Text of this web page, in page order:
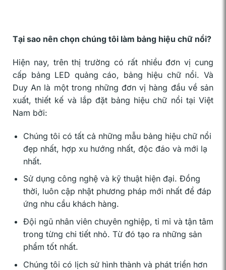
Tại sao nên chọn chúng tôi làm bảng hiệu chữ nổi?
Hiện nay, trên thị trường có rất nhiều đơn vị cung
cấp bảng LED quảng cáo, bảng hiệu chữ nổi. Và
Duy An là một trong những đơn vị hàng đầu về sản
xuất, thiết kế và lắp đặt bảng hiệu chữ nổi tại Việt
Nam bởi:
Chúng tôi có tất cả những mẫu bảng hiệu chữ nổi
đẹp nhất, hợp xu hướng nhất, độc đáo và mới lạ
nhất.
Sử dụng công nghệ và kỹ thuật hiện đại. Đồng
thời, luôn cập nhật phương pháp mới nhất để đáp
ứng nhu cầu khách hàng.
Đội ngũ nhân viên chuyên nghiệp, tỉ mỉ và tận tâm
trong từng chi tiết nhỏ. Từ đó tạo ra những sản
phẩm tốt nhất.
Chúng tôi có lịch sử hình thành và phát triển hơn